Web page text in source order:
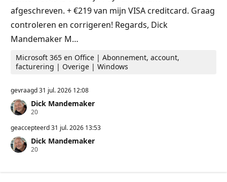
afgeschreven. + €219 van mijn VISA creditcard. Graag
controleren en corrigeren! Regards, Dick
Mandemaker M…
Microsoft 365 en Office | Abonnement, account,
facturering | Overige | Windows
gevraagd31 jul. 2026 12:08
Dick Mandemaker
20R
p
t
a
geaccepteerd31 jul. 2026 13:53
Dick Mandemaker
20R